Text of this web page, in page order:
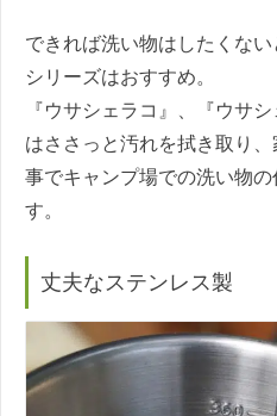
できれば洗い物はしたくな
シリーズはおすすめ。
『ウサシェラコ』、『ウサ
はささっと汚れを拭き取り
事でキャンプ場での洗い物
す。
丈夫なステンレス製